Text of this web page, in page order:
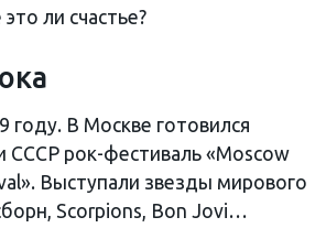
ли счастье?
году. В Москве готовился
СССР рок-фестиваль «Moscow
Выступали звезды мирового
Scorpions, Bon Jovi…